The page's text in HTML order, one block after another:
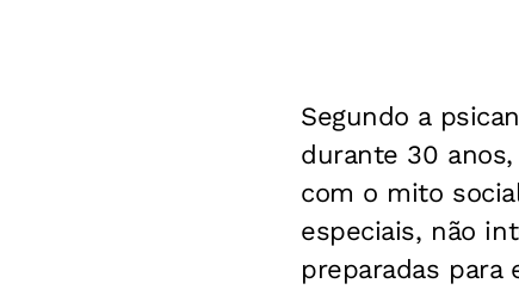
Segundo a
durante 30
com o mito
especiais, não
preparadas para